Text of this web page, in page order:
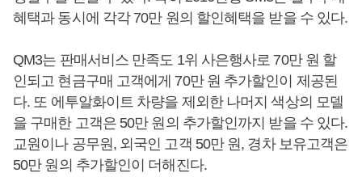
혜택과 동시에 각각 70만 원의 할인혜택을 받을 수 있다.
QM3는 판매서비스 만족도 1위 사은행사로 70만 원 할
인되고 현금구매 고객에게 70만 원 추가할인이 제공된
다. 또 에투알화이트 차량을 제외한 나머지 색상의 모델
을 구매한 고객은 50만 원의 추가할인까지 받을 수 있다.
교원이나 공무원, 외국인 고객 50만 원, 경차 보유고객은
50만 원의 추가할인이 더해진다.